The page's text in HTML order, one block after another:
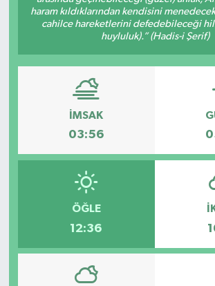
haram kıldıklarından kendisini
cahilce hareketlerini defedebileceği
huyluluk).” (Hadis-i Şerif)
İMSAK
03:56
ÖĞLE
12:36